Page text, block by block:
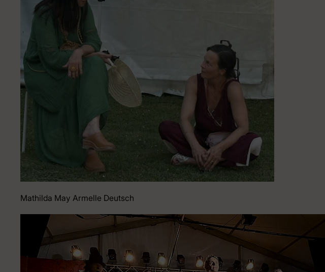
Mathilda May Armelle Deutsch